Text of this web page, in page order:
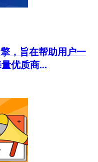
，旨在帮助用户一
优质商...